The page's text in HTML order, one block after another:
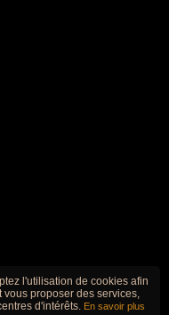
l'utilisation de cookies afin
proposer des services,
d'intérêts. En savoir plus